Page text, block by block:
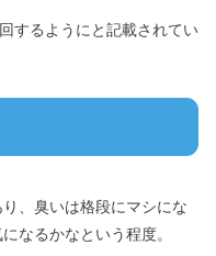
するようにと記載されてい
、臭いは格段にマシにな
なるかなという程度。